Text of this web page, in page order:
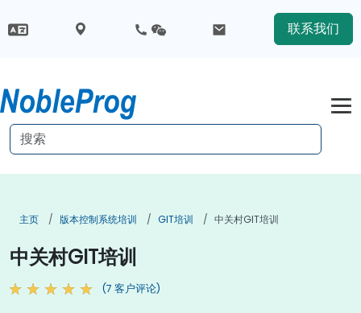
联系我们
主页 版本控制系统培训 GIT培训 中关村GIT培训
中关村GIT培训
(7 客户评论)